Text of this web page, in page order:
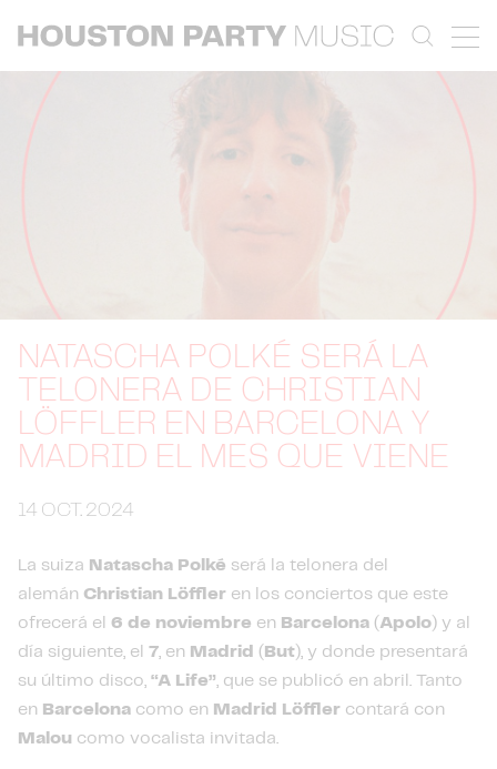
NATASCHA POLKÉ SERÁ LA
TELONERA DE CHRISTIAN
LÖFFLER EN BARCELONA Y
MADRID EL MES QUE VIENE
14 OCT. 2024
La suiza Natascha Polké será la telonera del
alemán Christian Löffler en los conciertos que este
ofrecerá el 6 de noviembre en Barcelona ( Apolo) y al
día siguiente, el 7, en Madrid ( But), y donde presentará
su último disco, “A Life”, que se publicó en abril. Tanto
en Barcelona como en Madrid Löffler contará con
Malou como vocalista invitada.